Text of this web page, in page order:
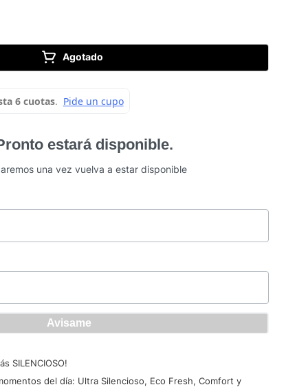
tu quietud.
Agotado
estará disponible.
una vez vuelva a estar disponible
SILENCIOSO!
del día: Ultra Silencioso, Eco Fresh, Comfort y